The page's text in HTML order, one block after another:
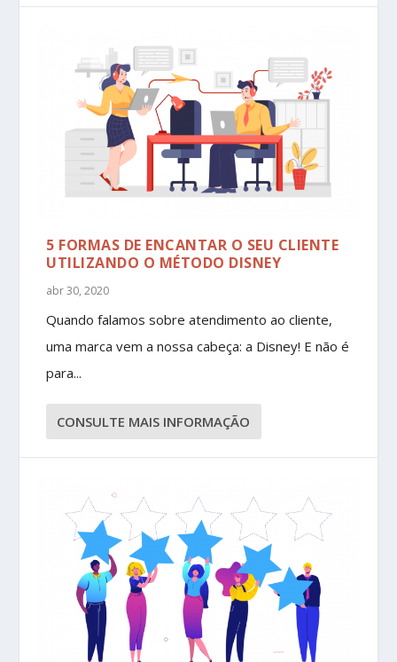
5 FORMAS DE ENCANTAR O SEU CLIENTE
UTILIZANDO O MÉTODO DISNEY
abr 30, 2020
Quando falamos sobre atendimento ao cliente,
uma marca vem a nossa cabeça: a Disney! E não é
para...
CONSULTE MAIS INFORMAÇÃO